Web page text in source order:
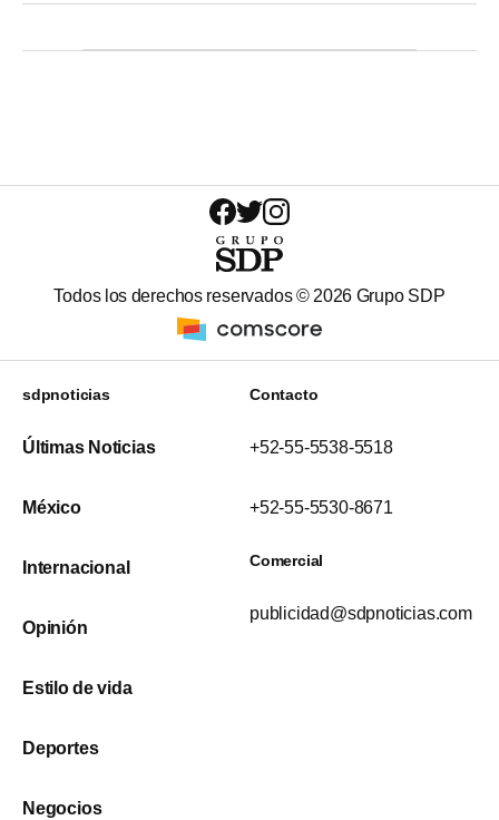
Todos los derechos reservados © 2026 Grupo SDP
sdpnoticias
Últimas Noticias
México
Internacional
Opinión
Estilo de vida
Deportes
Negocios
Contacto
+52-55-5538-5518
+52-55-5530-8671
Comercial
publicidad@sdpnoticias.com